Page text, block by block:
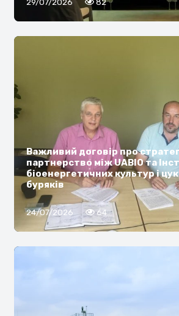
Важливий договір про
партнерство між UABIO та
біоенергетичних культур і
буряків
24/07/2026 64